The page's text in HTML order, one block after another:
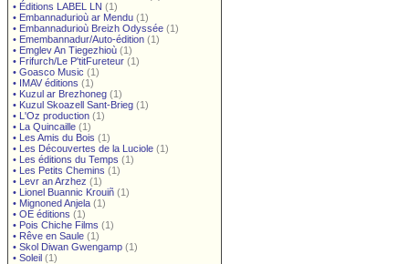
• Éditions LABEL LN (1)
• Embannadurioù ar Mendu (1)
• Embannadurioù Breizh Odyssée (1)
• Emembannadur/Auto-édition (1)
• Emglev An Tiegezhioù (1)
• Frifurch/Le P'titFureteur (1)
• Goasco Music (1)
• IMAV éditions (1)
• Kuzul ar Brezhoneg (1)
• Kuzul Skoazell Sant-Brieg (1)
• L'Oz production (1)
• La Quincaille (1)
• Les Amis du Bois (1)
• Les Découvertes de la Luciole (1)
• Les éditions du Temps (1)
• Les Petits Chemins (1)
• Levr an Arzhez (1)
• Lionel Buannic Krouiñ (1)
• Mignoned Anjela (1)
• OE éditions (1)
• Pois Chiche Films (1)
• Rêve en Saule (1)
• Skol Diwan Gwengamp (1)
• Soleil (1)